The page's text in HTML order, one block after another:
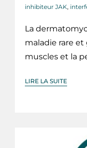
inhibiteur JAK,
La
maladie rare
muscles et la
LIRE LA SUITE